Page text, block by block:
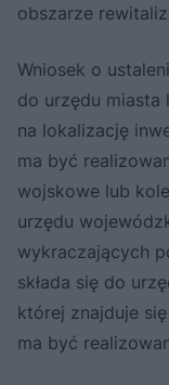
obszarze
Wniosek o
do urzędu miasta
na lokalizację
ma być
wojskowe lub
urzędu
wykraczających
składa się do
której znajduje
ma być